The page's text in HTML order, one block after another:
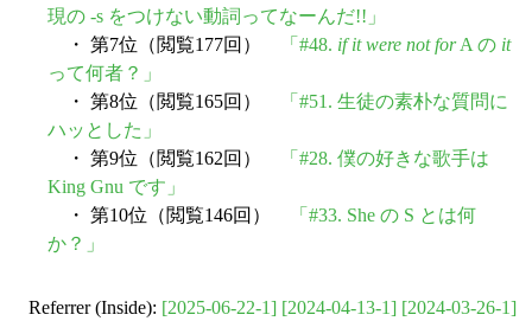
現の -s をつけない動詞ってなーんだ!!」
・ 第7位（閲覧177回）
「#48. if it were not forA の it
って何者？」
・ 第8位（閲覧165回）
「#51. 生徒の素朴な質問に
ハッとした」
・ 第9位（閲覧162回）
「#28. 僕の好きな歌手は
King Gnu です」
・ 第10位（閲覧146回）
「#33. She の S とは何
か？」
Referrer (Inside): [2025-06-22-1] [2024-04-13-1] [2024-03-26-1]